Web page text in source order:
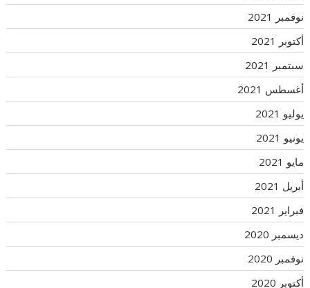
نوفمبر 2021
أكتوبر 2021
سبتمبر 2021
أغسطس 2021
يوليو 2021
يونيو 2021
مايو 2021
أبريل 2021
فبراير 2021
ديسمبر 2020
نوفمبر 2020
أكتوبر 2020